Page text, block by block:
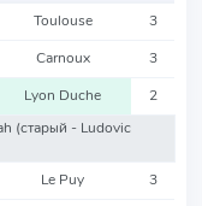
Toulouse 3
Carnoux 3
Lyon Duche
2
(старый - Ludovic
Le Puy 3